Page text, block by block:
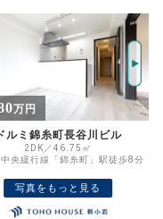
万円
計算結果
万円
に残るお金は
000万円
万円
ンベリール亀戸パーク
1K／25.62㎡
戸線「東あずま」駅徒歩6分
写真をもっと見る